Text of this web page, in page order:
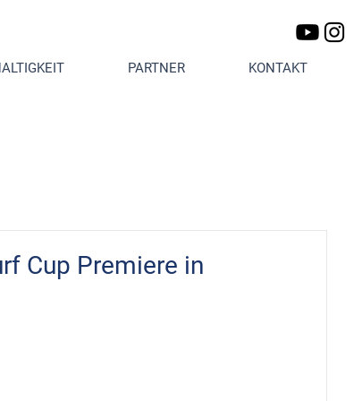
PARTNER KONTAKT
Cup Premiere in